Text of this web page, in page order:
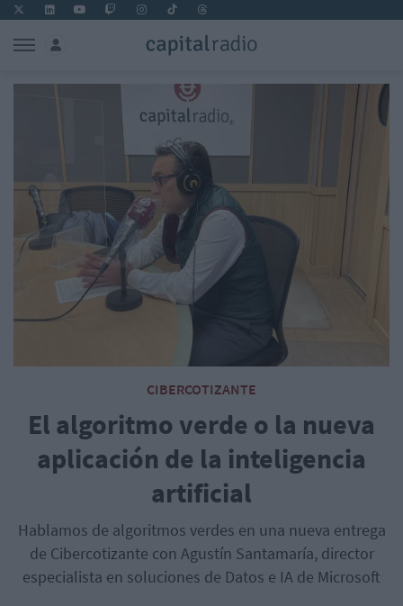
CIBERCOTIZANTE
El algoritmo verde o la nueva
aplicación de la inteligencia
artificial
Hablamos de algoritmos verdes en una nueva entrega
de Cibercotizante con Agustín Santamaría, director
especialista en soluciones de Datos e IA de Microsoft